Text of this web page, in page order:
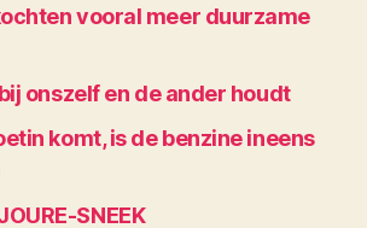
vooral meer duurzame
onszelf en de ander houdt
komt, is de benzine ineens
SNEEK